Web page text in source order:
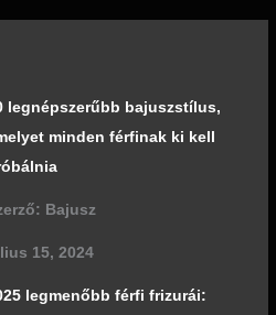
legnépszerűbb bajuszstílus,
minden férfinak ki kell
Bajusz
15, 2024
legmenőbb férfi frizurái: